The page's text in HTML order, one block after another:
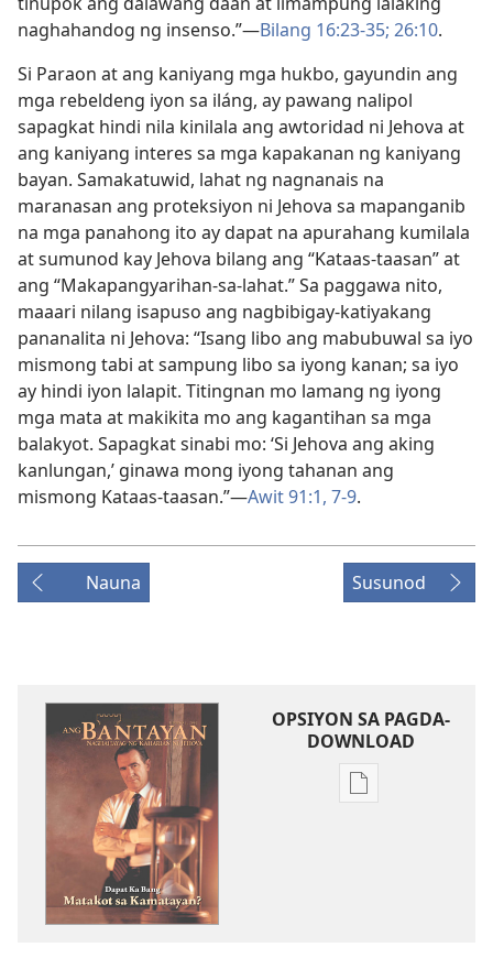
naghahandog ng insenso.”​—Bilang 16:23-35; 26:10.
Si Paraon at ang kaniyang mga hukbo, gayundin ang
mga rebeldeng iyon sa iláng, ay pawang nalipol
sapagkat hindi nila kinilala ang awtoridad ni Jehova at
ang kaniyang interes sa mga kapakanan ng kaniyang
bayan. Samakatuwid, lahat ng nagnanais na
maranasan ang proteksiyon ni Jehova sa mapanganib
na mga panahong ito ay dapat na apurahang kumilala
at sumunod kay Jehova bilang ang “Kataas-taasan” at
ang “Makapangyarihan-sa-lahat.” Sa paggawa nito,
maaari nilang isapuso ang nagbibigay-katiyakang
pananalita ni Jehova: “Isang libo ang mabubuwal sa iyo
mismong tabi at sampung libo sa iyong kanan; sa iyo
ay hindi iyon lalapit. Titingnan mo lamang ng iyong
mga mata at makikita mo ang kagantihan sa mga
balakyot. Sapagkat sinabi mo: ‘Si Jehova ang aking
kanlungan,’ ginawa mong iyong tahanan ang
mismong Kataas-taasan.”​—Awit 91:1, 7-9.
Nauna Susunod
OPSIYON SA PAGDA-
DOWNLOAD
Opsiyon